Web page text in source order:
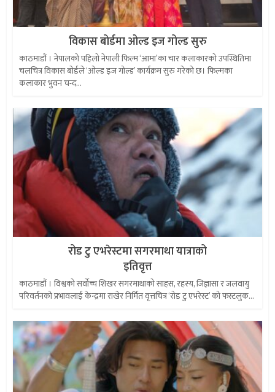
विकास बोर्डमा ओल्ड इज गोल्ड सुरु
काठमाडौं । नेपालको पहिलो नेपाली फिल्म ‘आमा’का चार कलाकारको उपस्थितिमा
चलचित्र विकास बोर्डले ‘ओल्ड इज गोल्ड’ कार्यक्रम सुरु गरेको छ। फिल्मका
कलाकार भुवन चन्द...
रोड टु एभरेस्टमा सगरमाथा यात्राको
इतिवृत्त
काठमाडौं । विश्वको सर्वोच्च शिखर सगरमाथाको साहस, रहस्य, जिज्ञासा र जलवायु
परिवर्तनको प्रभावलाई केन्द्रमा राखेर निर्मित वृत्तचित्र ‘रोड टु एभरेस्ट’ को फस्टलुक...